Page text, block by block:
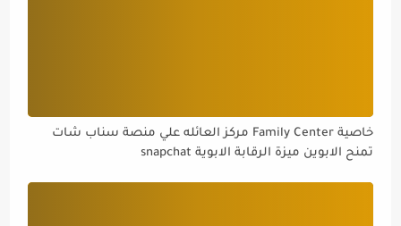
خاصية Family Center مركز العائله علي منصة سناب شات
تمنح الابوين ميزة الرقابة الابوية snapchat